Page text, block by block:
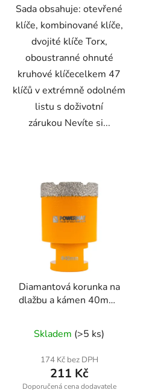
Sada obsahuje: otevřené
klíče, kombinované klíče,
dvojité klíče Torx,
oboustranné ohnuté
kruhové klíčecelkem 47
klíčů v extrémně odolném
listu s doživotní
zárukou Nevíte si...
Diamantová korunka na
dlažbu a kámen 40mm,
Skladem (>5 ks)
174 Kč bez DPH
211 Kč